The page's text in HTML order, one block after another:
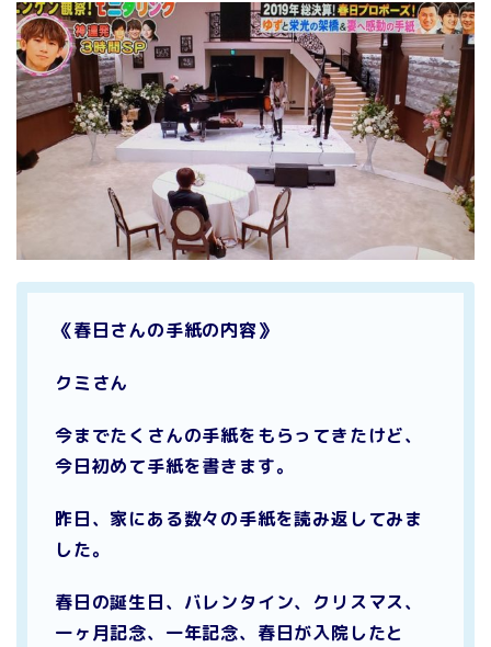
《春日さんの手紙の内容》
クミさん
今までたくさんの手紙をもらってきたけど、
今日初めて手紙を書きます。
昨日、家にある数々の手紙を読み返してみま
した。
春日の誕生日、バレンタイン、クリスマス、
一ヶ月記念、一年記念、春日が入院したと